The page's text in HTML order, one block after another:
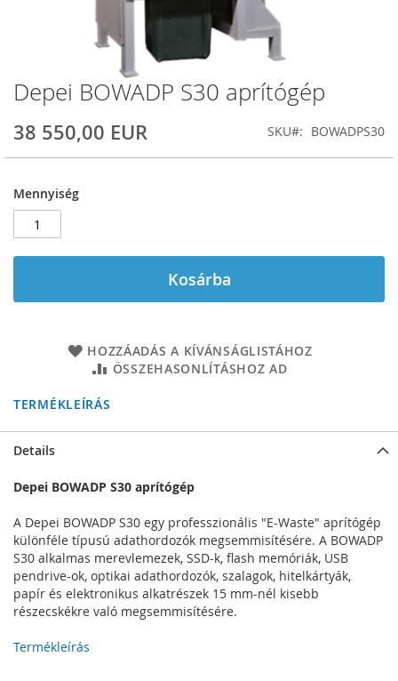
Depei BOWADP S30 aprítógép
38 550,00 EUR SKU BOWADPS30
Mennyiség
Kosárba
HOZZÁADÁS A KÍVÁNSÁGLISTÁHOZ
ÖSSZEHASONLÍTÁSHOZ AD
TERMÉKLEÍRÁS
Ugrás
a
képgaléria
elejére
Details
Depei BOWADP S30 aprítógép
A Depei BOWADP S30 egy professzionális "E-Waste" aprítógép
különféle típusú adathordozók megsemmisítésére. A BOWADP
S30 alkalmas merevlemezek, SSD-k, flash memóriák, USB
pendrive-ok, optikai adathordozók, szalagok, hitelkártyák,
papír és elektronikus alkatrészek 15 mm-nél kisebb
részecskékre való megsemmisítésére.
Termékleírás